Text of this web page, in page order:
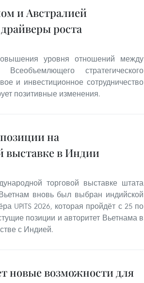
и Австралией
роста
уровня отношений между
стратегического
и инвестиционное сотрудничество
позитивные изменения.
на
выставке в Индии
торговой выставке штата
вновь был выбран индийской
UPITS 2026, которая пройдёт с 25 по
позиции и авторитет Вьетнама в
с Индией.
новые возможности для